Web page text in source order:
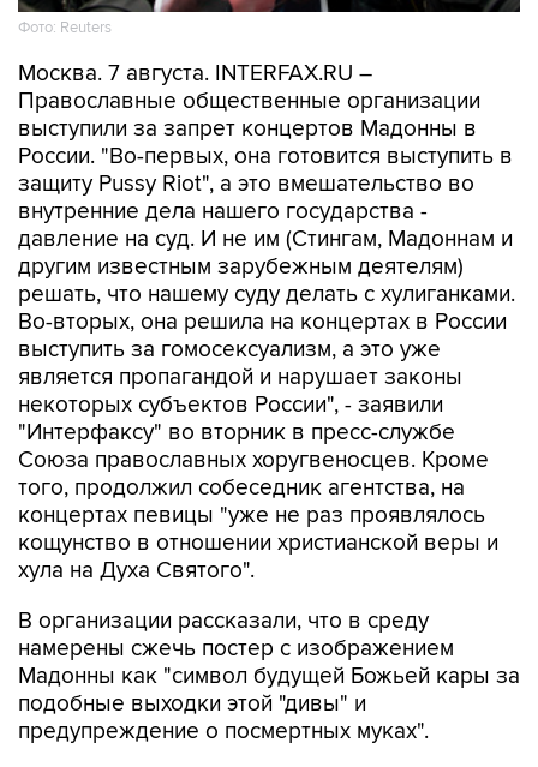
Фото: Reuters
Москва. 7 августа. INTERFAX.RU –
Православные общественные организации
выступили за запрет концертов Мадонны в
России. "Во-первых, она готовится выступить в
защиту Pussy Riot", а это вмешательство во
внутренние дела нашего государства -
давление на суд. И не им (Стингам, Мадоннам и
другим известным зарубежным деятелям)
решать, что нашему суду делать с хулиганками.
Во-вторых, она решила на концертах в России
выступить за гомосексуализм, а это уже
является пропагандой и нарушает законы
некоторых субъектов России", - заявили
"Интерфаксу" во вторник в пресс-службе
Союза православных хоругвеносцев. Кроме
того, продолжил собеседник агентства, на
концертах певицы "уже не раз проявлялось
кощунство в отношении христианской веры и
хула на Духа Святого".
В организации рассказали, что в среду
намерены сжечь постер с изображением
Мадонны как "символ будущей Божьей кары за
подобные выходки этой "дивы" и
предупреждение о посмертных муках".